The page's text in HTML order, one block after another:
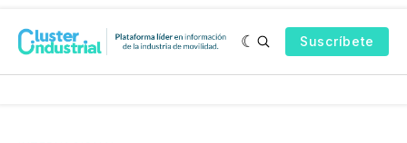
Suscríbete